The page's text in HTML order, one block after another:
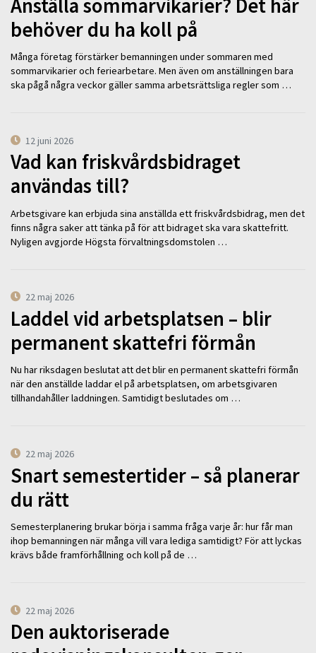
Anställa sommarvikarier? Det här
behöver du ha koll på
Många företag förstärker bemanningen under sommaren med
sommarvikarier och feriearbetare. Men även om anställningen bara
ska pågå några veckor gäller samma arbetsrättsliga regler som …
12 juni 2026
Vad kan friskvårdsbidraget
användas till?
Arbetsgivare kan erbjuda sina anställda ett friskvårdsbidrag, men det
finns några saker att tänka på för att bidraget ska vara skattefritt.
Nyligen avgjorde Högsta förvaltningsdomstolen …
22 maj 2026
Laddel vid arbetsplatsen – blir
permanent skattefri förmån
Nu har riksdagen beslutat att det blir en permanent skattefri förmån
när den anställde laddar el på arbetsplatsen, om arbetsgivaren
tillhandahåller laddningen. Samtidigt beslutades om …
22 maj 2026
Snart semestertider – så planerar
du rätt
Semesterplanering brukar börja i samma fråga varje år: hur får man
ihop bemanningen när många vill vara lediga samtidigt? För att lyckas
krävs både framförhållning och koll på de …
22 maj 2026
Den auktoriserade